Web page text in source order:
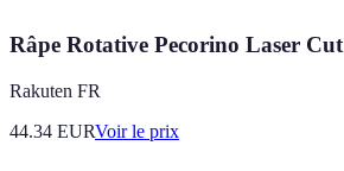
Râpe Rotative Pecorino Laser Cut
Rakuten FR
44.34 EURVoir le prix